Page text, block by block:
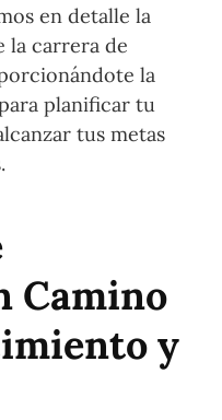
en detalle la
la carrera de
la
planificar tu
tus metas
Camino
y